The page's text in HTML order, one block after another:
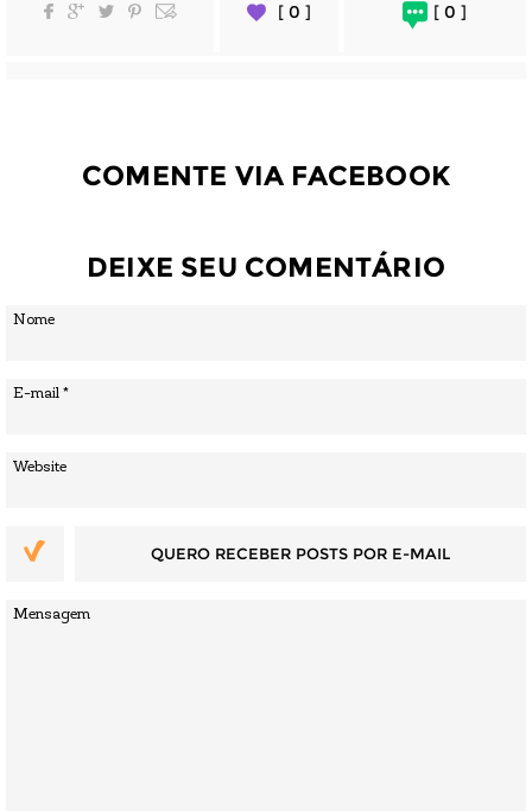
[ 0 ]
[ 0 ]
COMENTE VIA FACEBOOK
DEIXE SEU COMENTÁRIO
QUERO RECEBER POSTS POR E-MAIL